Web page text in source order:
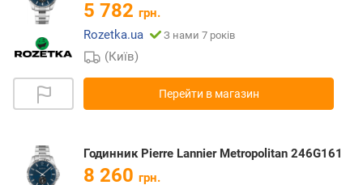
5 782 грн.
Rozetka.ua
З нами 7 років
(Київ)
Перейти в магазин
Годинник Pierre Lannier Metropolitan 246G161
8 260 грн.